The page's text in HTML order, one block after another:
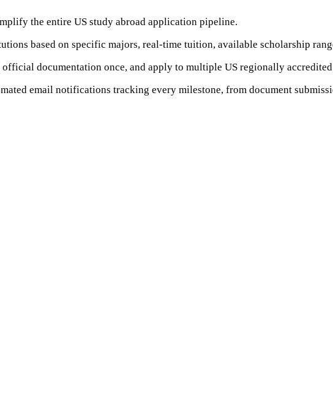
the entire US study abroad application pipeline.
based on specific majors, real-time tuition, available scholarship
official documentation once, and apply to multiple US regionally
email notifications tracking every milestone, from document